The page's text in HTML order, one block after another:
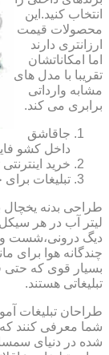
انتخاب کنید.این
محصولات قیمت
ارزانتری دارند
اما امکاناتشان
تقریبا با مدل های
مشابه وارداتی
برابری می کند.
جاقاشق
داخل کشو
خرید
تبلیغات
طراحی بدنه
لیتر آب در هر
چندگانه هوا برای
بسیار قوی که حتی
تبلیغاتی هستند.
طراحان تبلیغات
شما معرفی کنند که
شده در دنیای